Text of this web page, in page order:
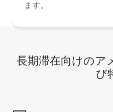
ます。
長期滞在向け⁠のア⁠
び